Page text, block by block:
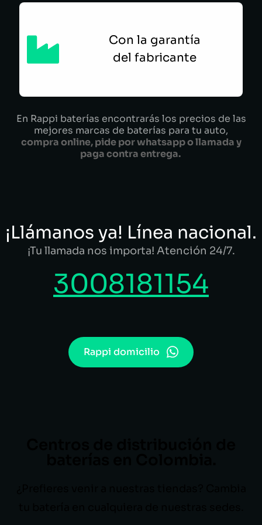
Con la garantía
del fabricante
En Rappi baterías encontrarás los precios de las
mejores marcas de baterías para tu auto,
compra online, pide por whatsapp o llamada y
paga contra entrega.
¡Llámanos ya! Línea nacional.
¡Tu llamada nos importa! Atención 24/7.
3008181154
Rappi domicilio